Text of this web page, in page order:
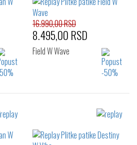
40
Izaberi željeni broj:
16.990,00 RSD
8.495,00 RSD
Field W Wave